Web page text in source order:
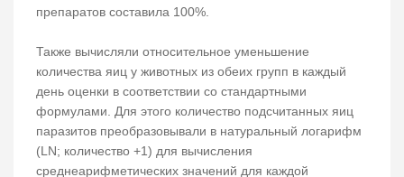
препаратов составила 100%.
Также вычисляли относительное уменьшение
количества яиц у животных из обеих групп в каждый
день оценки в соответствии со стандартными
формулами. Для этого количество подсчитанных яиц
паразитов преобразовывали в натуральный логарифм
(LN; количество +1) для вычисления
среднеарифметических значений для каждой